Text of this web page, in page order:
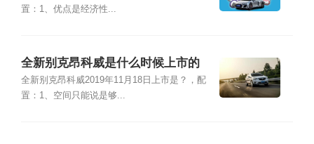
置：1、优点是经济性...
全新别克昂科威是什么时候上市的
全新别克昂科威2019年11月18日上市是？，配
置：1、空间只能说是够...